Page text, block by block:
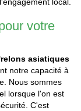
votre
asiatiques
notre capacité à
Nous sommes
lorsque l'on est
C'est